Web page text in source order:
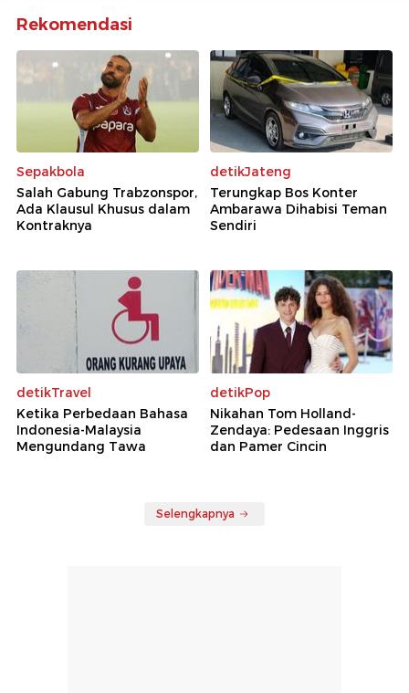
Rekomendasi
Sepakbola
Salah Gabung Trabzonspor,
Ada Klausul Khusus dalam
Kontraknya
detikJateng
Terungkap Bos Konter
Ambarawa Dihabisi Teman
Sendiri
detikTravel
Ketika Perbedaan Bahasa
Indonesia-Malaysia
Mengundang Tawa
detikPop
Nikahan Tom Holland-
Zendaya: Pedesaan Inggris
dan Pamer Cincin
Selengkapnya